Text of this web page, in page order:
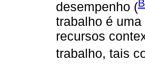
desempenho (
trabalho é
recursos
trabalho, tais